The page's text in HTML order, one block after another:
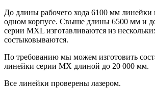
До длины рабочего хода 6100 мм линейки
одном корпусе. Свыше длины 6500 мм и
серии MXL изготавливаются из
состыковываются.
По требованию мы можем изготовить
линейки серии MX длиной до 20 000 мм.
Все линейки проверены лазером.